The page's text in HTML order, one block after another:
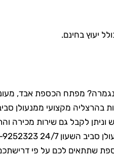
יעוץ בחינם.
מפתח הכספת אבד,
בהרצליה מקצועי ממנעולן
וניתן לקבל גם שירות מכירה
שתתאים לכם על פי